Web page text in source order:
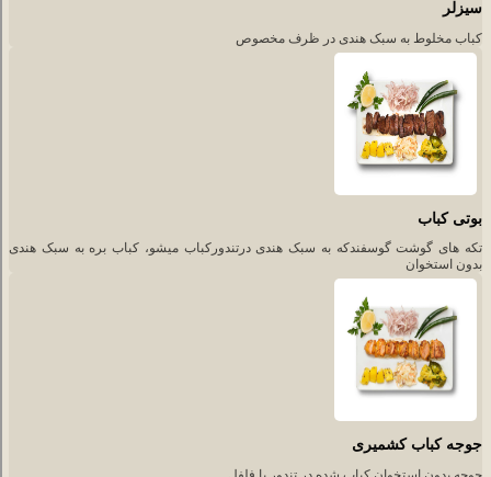
سیزلر
کباب مخلوط به سبک هندی در ظرف مخصوص
بوتی کباب
تکه های گوشت گوسفندکه به سبک هندی درتندورکباب میشو، کباب بره به سبک هندی
بدون استخوان
جوجه کباب کشمیری